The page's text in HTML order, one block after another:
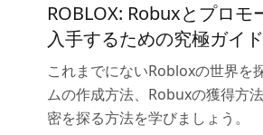
ROBLOX: Robuxとプロモ
入手するための究極ガイド
これまでにないRobloxの世界を
ムの作成方法、Robuxの獲得方
密を探る方法を学びましょう。